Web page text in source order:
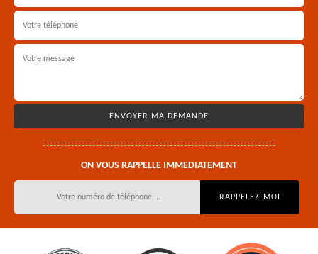
ON VOUS RAPPELLE IMMEDIATEMENT